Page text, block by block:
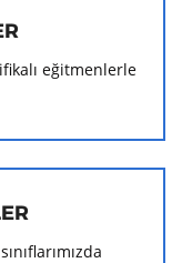
eğitmenlerle